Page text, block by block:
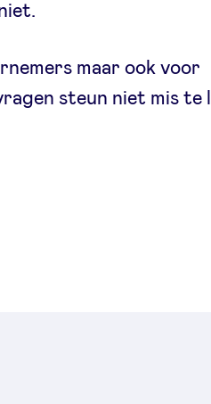
maar ook voor
steun niet mis te